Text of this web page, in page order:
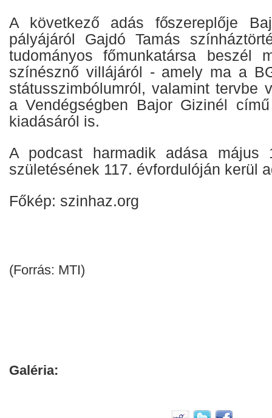
A következő adás főszereplője
pályájáról Gajdó Tamás
tudományos főmunkatársa beszél
színésznő villájáról - amely ma a
státusszimbólumról, valamint tervbe
a Vendégségben Bajor Gizinél
kiadásáról is.
A podcast harmadik adása május
születésének 117. évfordulóján kerül
Főkép: szinhaz.org
(Forrás: MTI)
Galéria: